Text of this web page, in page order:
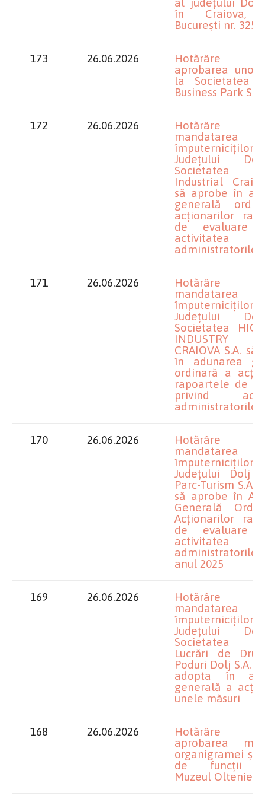
în Craiova,
Bucureşti nr. 325A
173 26.06.2026
Hotărâre
aprobarea unor
la Societatea
Business Park SRL
172 26.06.2026
Hotărâre
mandatarea
împuterniciților
Județului
Societatea
Industrial
să aprobe în
generală
acționarilor
de evaluare
activitatea
administratorilor
171 26.06.2026
Hotărâre
mandatarea
împuterniciților
Județului
Societatea
INDUSTRY
CRAIOVA S.A. să
în adunarea
ordinară a
rapoartele de
privind
administratorilor
170 26.06.2026
Hotărâre
mandatarea
împuterniciților
Județului Dolj
Parc-Turism S.A.
să aprobe în
Generală
Acționarilor
de evaluare
activitatea
anul 2025
169 26.06.2026
Hotărâre
mandatarea
împuterniciților
Județului
Societatea
Lucrări de
Poduri Dolj S.A.
adopta în
generală a
unele măsuri
168 26.06.2026
Hotărâre
aprobarea
organigramei și
de funcții
Muzeul Olteniei